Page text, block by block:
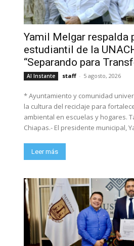
Yamil Melgar respalda
estudiantil de la
“Separando para
Al Instante staff - 5 agosto, 2026
* Ayuntamiento y comunidad
la cultura del reciclaje para
ambiental en escuelas y hogares. Tapachula,
Chiapas.- El presidente municipal,
Leer más